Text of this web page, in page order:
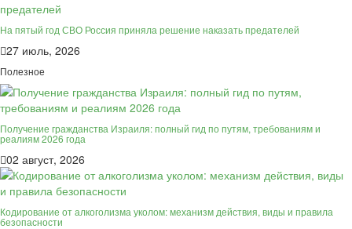
На пятый год СВО Россия приняла решение наказать предателей
27 июль, 2026
Полезное
Получение гражданства Израиля: полный гид по путям, требованиям и
реалиям 2026 года
02 август, 2026
Кодирование от алкоголизма уколом: механизм действия, виды и правила
безопасности